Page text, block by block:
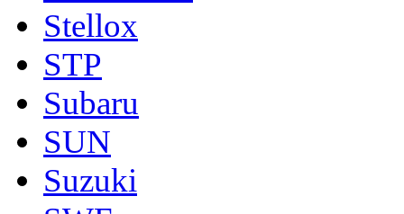
Stellox
STP
Subaru
SUN
Suzuki